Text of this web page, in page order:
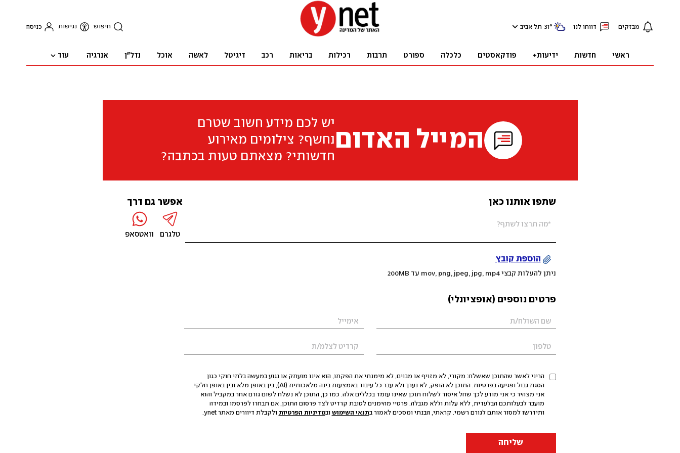
מבזקים דווחו לנו 31° תל אביב חיפוש נגישות כניסה
ראשי חדשות ידיעות+ פודקאסטים כלכלה ספורט תרבות רכילות בריאות רכב דיגיטל לאשה אוכל נדל"ן אנרגיה עוד
המייל האדום
יש לכם מידע חשוב שטרם
נחשף? צילומים מאירוע
חדשותי? מצאתם טעות בכתבה?
שתפו אותנו כאן
הוספת קובץ
ניתן להעלות קבצי mov, png, jpeg, jpg, mp4 עד 200MB
פרטים נוספים (אופציונלי)
הריני לאשר שהתוכן שאשלח: מקורי, לא מזויף או מבוים, לא מימנתי את הפקתו, הוא אינו מועתק או נגוע במעשה בלתי חוקי כגון
הסגת גבול ופגיעה בפרטיות. התוכן לא הופק, לא נערך ולא עבר כל עיבוד באמצעות בינה מלאכותית (AI), בין באופן מלא ובין באופן חלקי.
אני מצהיר כי אני מודע לכך שחל איסור לשלוח תוכן שאינו עומד בכללים אלה. כמו כן, התוכן לא נשלח לשום גורם אחר במקביל והוא
מועבר לבעלותכם הבלעדית, ללא עלות וללא מגבלה. פרטיי מהימנים לטובת קרדיט לצד פרסום התוכן, אם תבחרו לפרסמו ובמידה
ותידרשו למסור אותם לגורם רשמי. קראתי, הבנתי ומסכים לאמור בתנאי השימוש ובמדיניות הפרטיות ולקבלת דיוורים מאתר ynet.
שליחה
אפשר גם דרך
טלגרם וואטסאפ